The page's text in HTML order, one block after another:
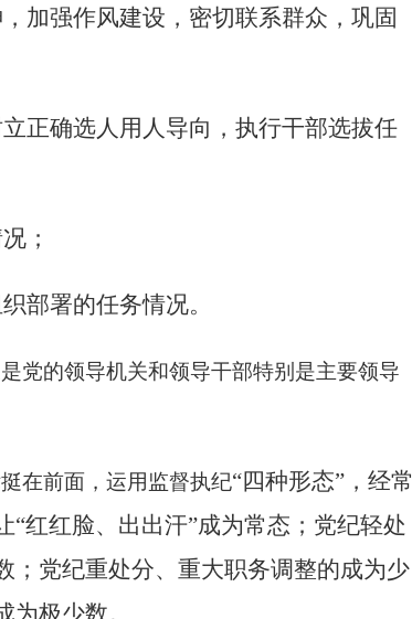
强作风建设，密切联系群众，巩固
确选人用人导向，执行干部选拔任
；
署的任务情况。
的领导机关和领导干部特别是主要领导
前面，运用监督执纪“四种形态”，经常
红红脸、出出汗”成为常态；党纪轻处
；党纪重处分、重大职务调整的成为少
极少数。